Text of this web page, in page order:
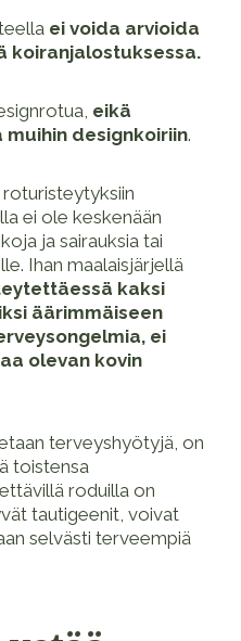
ei voida arvioida
koiranjalostuksessa.
eikä
designkoiriin.
ei ole keskenään
ja sairauksia tai
Ihan maalaisjärjellä
kaksi
äärimmäiseen
ei
olevan kovin
terveyshyötyjä, on
toistensa
roduilla on
tautigeenit, voivat
selvästi terveempiä